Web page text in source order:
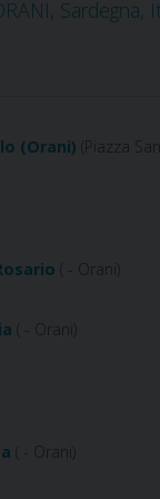
Sardegna,
(Orani) (Piazza
( - Orani)
( - Orani)
( - Orani)